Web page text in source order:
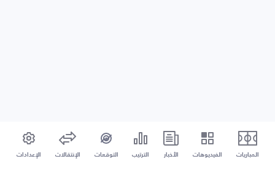
المباريات الفيديوهات الأخبار الترتيب التوقعات الإنتقالات الإعدادات